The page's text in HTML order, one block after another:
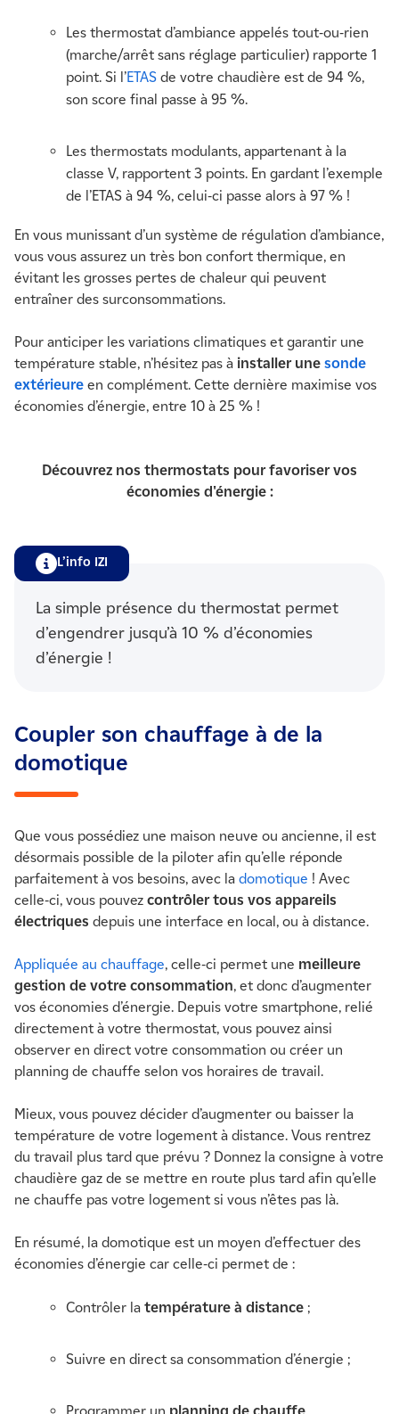
Les thermostat d’ambiance appelés tout-ou-rien
(marche/arrêt sans réglage particulier) rapporte 1
point. Si l’ETAS de votre chaudière est de 94 %,
son score final passe à 95 %.
Les thermostats modulants, appartenant à la
classe V, rapportent 3 points. En gardant l’exemple
de l’ETAS à 94 %, celui-ci passe alors à 97 % !
En vous munissant d’un système de régulation d’ambiance,
vous vous assurez un très bon confort thermique, en
évitant les grosses pertes de chaleur qui peuvent
entraîner des surconsommations.
Pour anticiper les variations climatiques et garantir une
température stable, n’hésitez pas à installer une sonde
extérieure en complément. Cette dernière maximise vos
économies d’énergie, entre 10 à 25 % !
Découvrez nos thermostats pour favoriser vos
économies d'énergie :
L’info IZI
La simple présence du thermostat permet
d’engendrer jusqu’à 10 % d’économies
d’énergie !
Coupler son chauffage à de la
domotique
Que vous possédiez une maison neuve ou ancienne, il est
désormais possible de la piloter afin qu’elle réponde
parfaitement à vos besoins, avec la domotique ! Avec
celle-ci, vous pouvez contrôler tous vos appareils
électriques depuis une interface en local, ou à distance.
Appliquée au chauffage, celle-ci permet une meilleure
gestion de votre consommation, et donc d’augmenter
vos économies d’énergie. Depuis votre smartphone, relié
directement à votre thermostat, vous pouvez ainsi
observer en direct votre consommation ou créer un
planning de chauffe selon vos horaires de travail.
Mieux, vous pouvez décider d’augmenter ou baisser la
température de votre logement à distance. Vous rentrez
du travail plus tard que prévu ? Donnez la consigne à votre
chaudière gaz de se mettre en route plus tard afin qu’elle
ne chauffe pas votre logement si vous n’êtes pas là.
En résumé, la domotique est un moyen d’effectuer des
économies d’énergie car celle-ci permet de :
Contrôler la température à distance ;
Suivre en direct sa consommation d’énergie ;